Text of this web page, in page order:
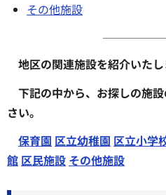
その他施設
地区の関連施設を紹介いたし
下記の中から、お探しの施
さい。
保育園 区立幼稚園 区立小学
館 区民施設 その他施設